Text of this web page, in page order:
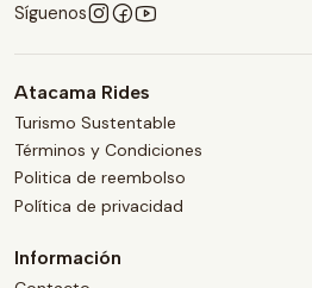
Síguenos
Atacama Rides
Turismo Sustentable
Términos y Condiciones
Politica de reembolso
Política de privacidad
Información